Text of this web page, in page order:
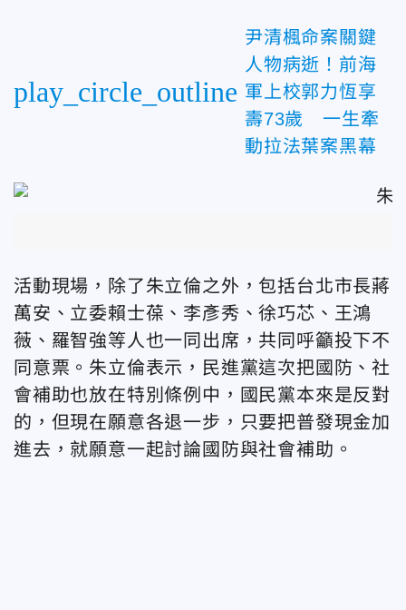
play_circle_outline
尹清楓命案關鍵
人物病逝！前海
軍上校郭力恆享
壽73歲 一生牽
動拉法葉案黑幕
活動現場，除了朱立倫之外，包括台北市長蔣
萬安、 立委賴士葆、李彥秀、徐巧芯、王鴻
薇、羅智強等人也一同出席，共同呼籲投下不
同意票。朱立倫表示，民進黨這次把國防、社
會補助也放在特別條例中，國民黨本來是反對
的，但現在願意各退一步，只要把普發現金加
進去，就願意一起討論國防與社會補助。